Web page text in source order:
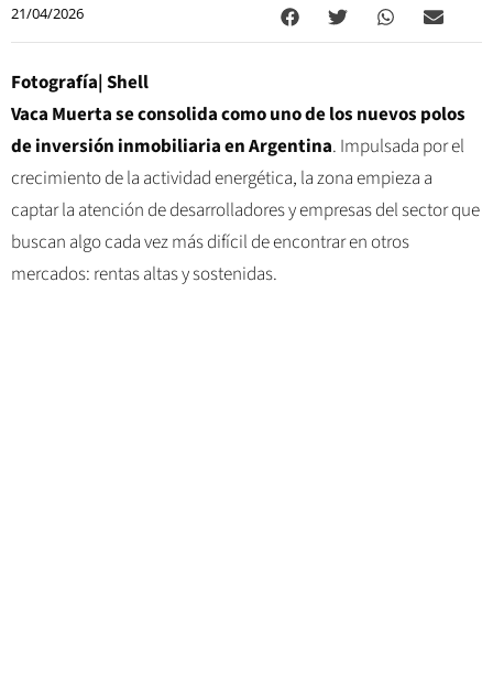
21/04/2026
Fotografía| Shell
Vaca Muerta se consolida como uno de los nuevos polos
de inversión inmobiliaria en Argentina. Impulsada por el
crecimiento de la actividad energética, la zona empieza a
captar la atención de desarrolladores y empresas del sector que
buscan algo cada vez más difícil de encontrar en otros
mercados: rentas altas y sostenidas.